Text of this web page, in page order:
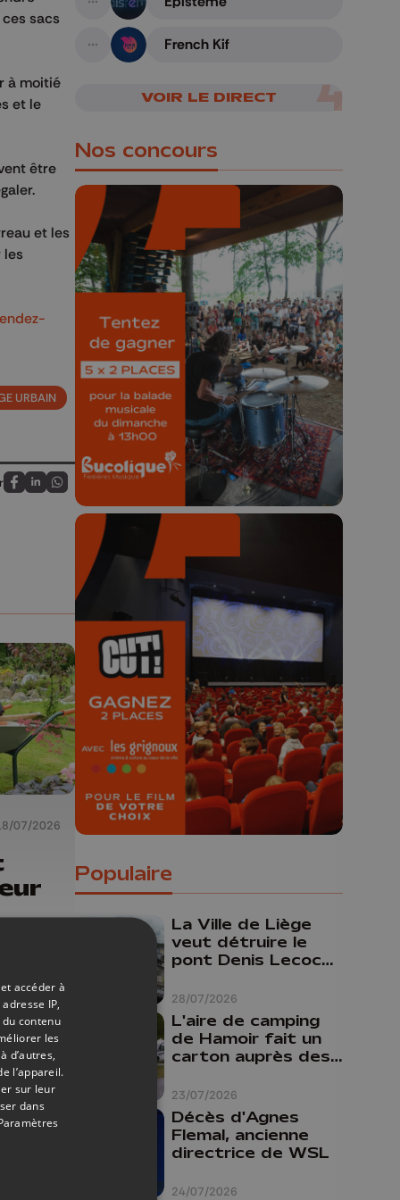
sacs
à moitié
et le
être
et les
les
URBAIN
Partagez sur FaceBook
Partagez sur LinkedIn
Partagez sur Whatsapp
07/2026
A suivre
A suivre
French Kif
VOIR LE DIRECT
Nos concours
🎁 Gagnez 5x2
places pour le
Bucolique Ferrières
Festival 🌿🎶
Concours valable jusqu'au 9 août,
23h59.
🎬 Concours CUT x
Les Grignoux ✨
Concours permanent - 2 places à
gagner chaque semaine !
Populaire
28/07/2026
La Ville de Liège
veut détruire le
pont Denis Lecocq
budget pour le
faire
23/07/2026
L'aire de camping
de Hamoir fait un
carton auprès des
24/07/2026
Décès d'Agnes
Flemal, ancienne
directrice de WSL
accéder à
IP,
contenu
les
d’autres,
l’appareil.
sur leur
dans